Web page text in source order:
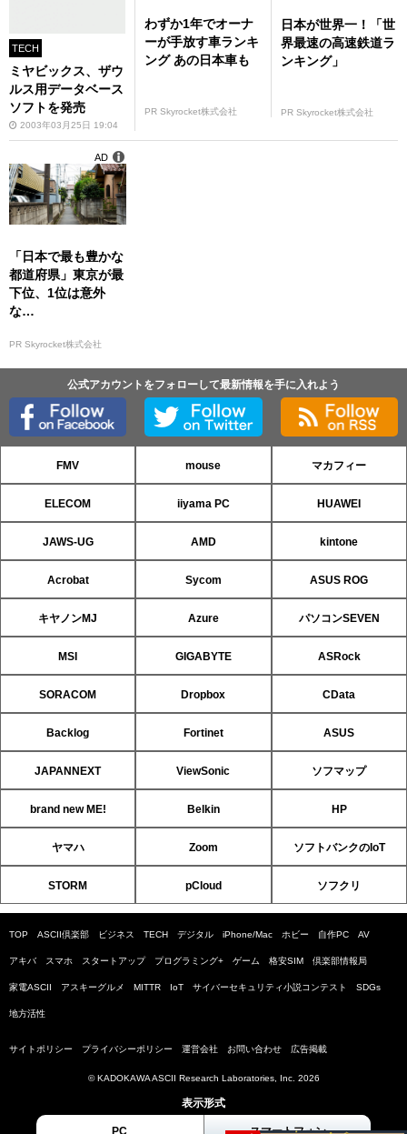
TECH
ミヤビックス、ザウ
ルス用データベース
ソフトを発売
2003年03月25日 19:04
わずか1年でオーナ
ーが手放す車ランキ
ング あの日本車も
PR Skyrocket株式会社
日本が世界一！「世
界最速の高速鉄道ラ
ンキング」
PR Skyrocket株式会社
「日本で最も豊かな
都道府県」東京が最
下位、1位は意外
な…
PR Skyrocket株式会社
AD
公式アカウントをフォローして最新情報を手に入れよう
FMV mouse マカフィー
ELECOM iiyama PC HUAWEI
JAWS-UG AMD kintone
Acrobat Sycom ASUS ROG
キヤノンMJ Azure パソコンSEVEN
MSI GIGABYTE ASRock
SORACOM Dropbox CData
Backlog Fortinet ASUS
JAPANNEXT ViewSonic ソフマップ
brand new ME! Belkin HP
ヤマハ Zoom ソフトバンクのIoT
STORM pCloud ソフクリ
TOP ASCII倶楽部 ビジネス TECH デジタル iPhone/Mac ホビー 自作PC AV
アキバ スマホ スタートアップ プログラミング+ ゲーム 格安SIM 倶楽部情報局
家電ASCII アスキーグルメ MITTR IoT サイバーセキュリティ小説コンテスト SDGs
地方活性
サイトポリシー プライバシーポリシー 運営会社 お問い合わせ 広告掲載
© KADOKAWA ASCII Research Laboratories, Inc. 2026
表示形式
PC スマートフォン